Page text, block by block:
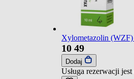
Xylometazolin (WZF)
10 49
Dodaj
Usługa rezerwacji jest